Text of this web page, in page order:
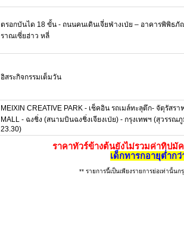
ตรอกบันได 18 ขั้น - ถนนคนเดินเจี่ยฟ่างเป่ย – อาคารพิพิธ
ราณเซี่ยฮ่าว หลี่
อิสระกิจกรรมเต็มวัน
MEIXIN CREATIVE PARK - เช็คอิน รถเมล์ทะลุตึก- จัตุรัสร
MALL - ฉงชิ่ง (สนามบินฉงชิ่งเจียงเป่ย) - กรุงเทพฯ (สุวรรณ
23.30)
ราคาทัวร์ข้างต้นยังไม่รวมค่าทิปมั
เด็กทารกอายุต่ำก
** รายการนี้เป็นเพียงรายการย่อเท่านั้น